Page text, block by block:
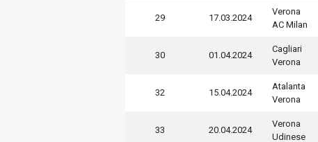
29 17.03.2024
Verona
AC Milan
30 01.04.2024
Cagliari
Verona
32 15.04.2024
Atalanta
Verona
33 20.04.2024
Verona
Udinese